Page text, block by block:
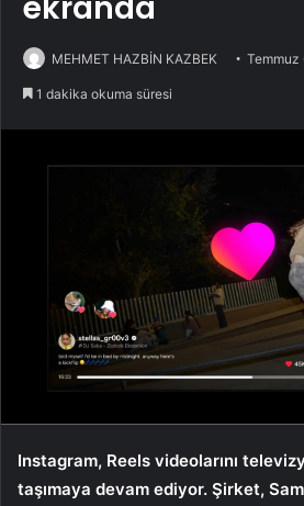
ekranda
MEHMET HAZBİN KAZBEK Temmuz
1 dakika okuma süresi
Instagram, Reels videolarını
taşımaya devam ediyor. Şirket,